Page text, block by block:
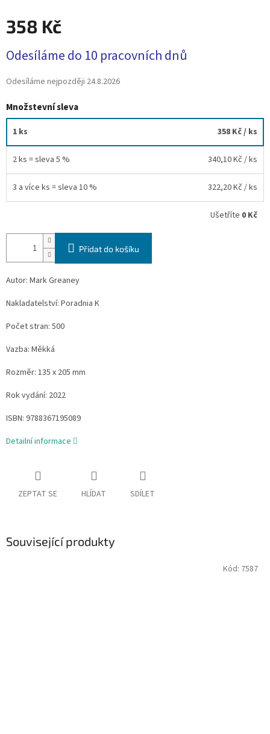
358 Kč
cena:
Odesíláme do 10 pracovních dnů
Odesíláme nejpozději 24.8.2026
Množstevní sleva
1 ks 358 Kč/ ks
2 ks = sleva 5 % 340,10 Kč / ks
3 a více ks = sleva 10 % 322,20 Kč / ks
Ušetříte 0 Kč
Přidat do košíku
Autor: Mark Greaney
Nakladatelství: Poradnia K
Počet stran: 500
Vazba: Měkká
Rozměr: 135 x 205 mm
Rok vydání: 2022
ISBN: 9788367195089
Detailní informace
ZEPTAT SE HLÍDAT SDÍLET
Související produkty
Kód: 7587